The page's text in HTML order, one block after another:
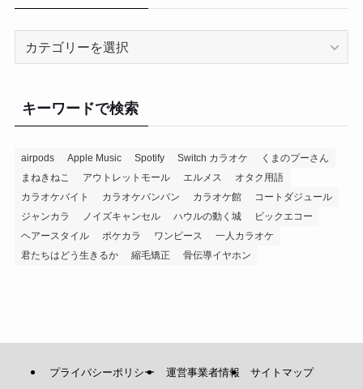
キーワードで検索
airpods Apple Music Spotify Switch カラオケ
くまのプーさん
まねきねこ
アウトレットモール エルメス
オタク用語
カラオケバイト
カラオケバンバン カラオケ館
コートダジュール
ジャンカラ
ノイズキャンセル ハウルの動く城
ビックエコー
ヘアースタイル
ポケカラ ワンピース
一人カラオケ
君たちはどう生きるか
縮毛矯正 骨伝導イヤホン
プライバシーポリシー 運営事業者情報 サイトマップ